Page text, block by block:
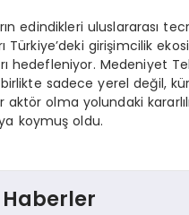
edindikleri uluslararası
Türkiye’deki girişimcilik
hedefleniyor. Medeniyet
sadece yerel değil,
olma yolundaki
koymuş oldu.
Haberler